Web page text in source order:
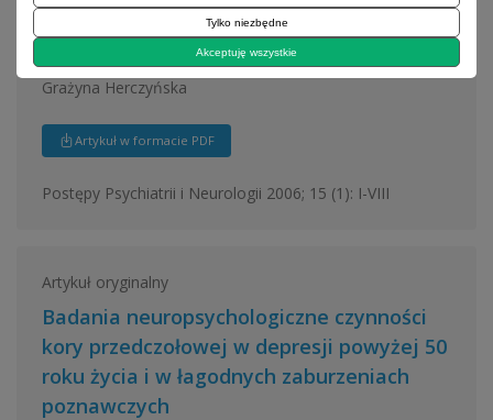
Stefan Borowiecki 1881-1937
Grażyna Herczyńska
Artykuł w formacie PDF
Postępy Psychiatrii i Neurologii 2006; 15 (1): I-VIII
Artykuł oryginalny
Badania neuropsychologiczne czynności
kory przedczołowej w depresji powyżej 50
roku życia i w łagodnych zaburzeniach
poznawczych
Tylko niezbędne
Akceptuję wszystkie